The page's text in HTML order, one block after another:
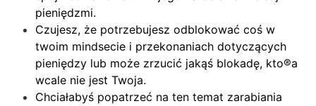
pieniędzmi.
Czujesz, że potrzebujesz odblokować coś w
twoim mindsecie i przekonaniach dotyczących
pieniędzy lub może zrzucić jakąś blokadę, kto®a
wcale nie jest Twoja.
Chciałabyś popatrzeć na ten temat zarabiania